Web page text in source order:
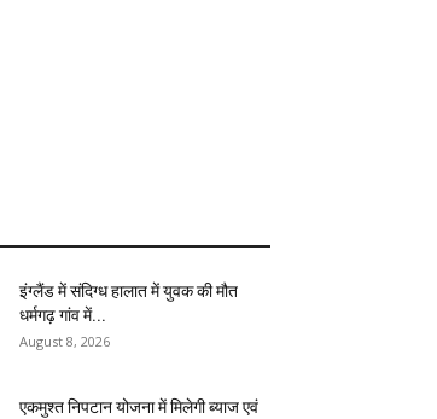
इंग्लैंड में संदिग्ध हालात में युवक की मौत
धर्मगढ़ गांव में...
August 8, 2026
एकमुश्त निपटान योजना में मिलेगी ब्याज एवं